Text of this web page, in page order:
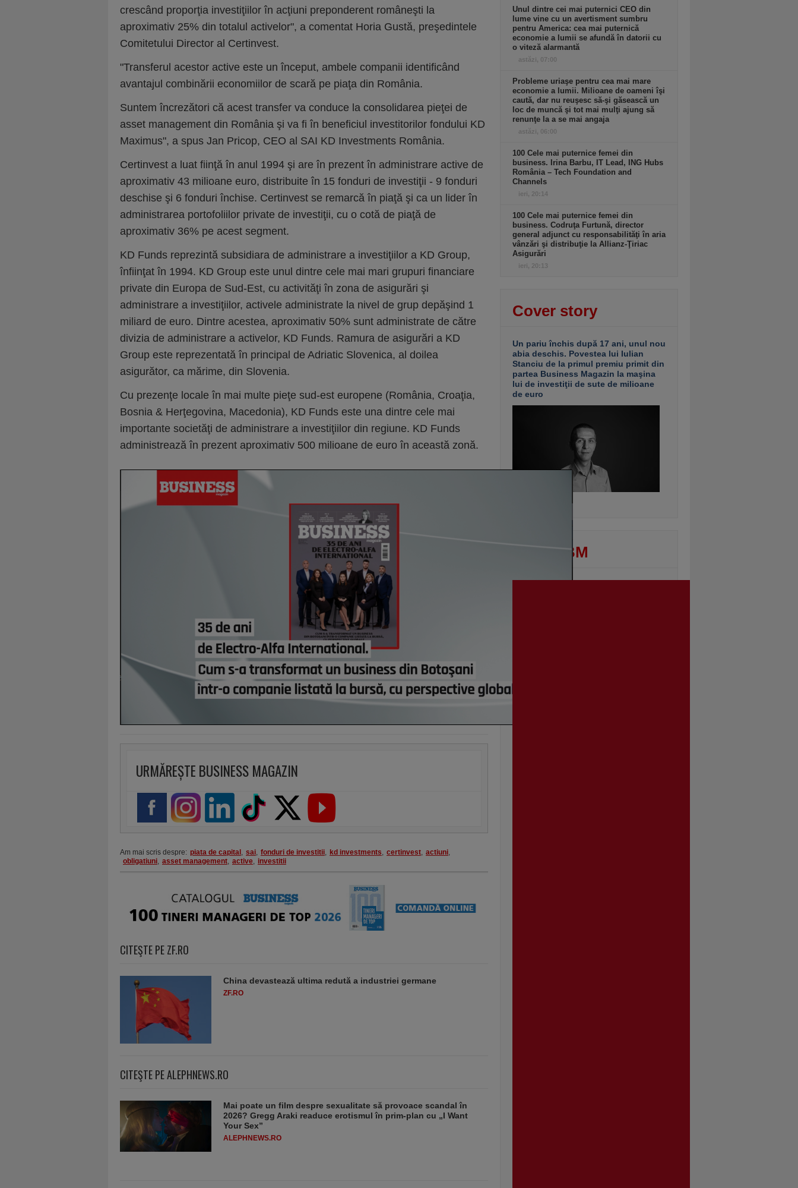
crescând proporţia investiţiilor în acţiuni preponderent româneşti la
aproximativ 25% din totalul activelor", a comentat Horia Gustă, preşedintele
Comitetului Director al Certinvest.
"Transferul acestor active este un început, ambele companii identificând
avantajul combinării economiilor de scară pe piaţa din România.
Suntem încrezători că acest transfer va conduce la consolidarea pieţei de
asset management din România şi va fi în beneficiul investitorilor fondului KD
Maximus", a spus Jan Pricop, CEO al SAI KD Investments România.
Certinvest a luat fiinţă în anul 1994 şi are în prezent în administrare active de
aproximativ 43 milioane euro, distribuite în 15 fonduri de investiţii - 9 fonduri
deschise şi 6 fonduri închise. Certinvest se remarcă în piaţă şi ca un lider în
administrarea portofoliilor private de investiţii, cu o cotă de piaţă de
aproximativ 36% pe acest segment.
KD Funds reprezintă subsidiara de administrare a investiţiilor a KD Group,
înfiinţat în 1994. KD Group este unul dintre cele mai mari grupuri financiare
private din Europa de Sud-Est, cu activităţi în zona de asigurări şi
administrare a investiţiilor, activele administrate la nivel de grup depăşind 1
miliard de euro. Dintre acestea, aproximativ 50% sunt administrate de către
divizia de administrare a activelor, KD Funds. Ramura de asigurări a KD
Group este reprezentată în principal de Adriatic Slovenica, al doilea
asigurător, ca mărime, din Slovenia.
Cu prezenţe locale în mai multe pieţe sud-est europene (România, Croaţia,
Bosnia & Herţegovina, Macedonia), KD Funds este una dintre cele mai
importante societăţi de administrare a investiţiilor din regiune. KD Funds
administrează în prezent aproximativ 500 milioane de euro în această zonă.
URMĂREȘTE BUSINESS MAGAZIN
Am mai scris despre: piata de capital , sai, fonduri de investitii, kd investments, certinvest, actiuni,
obligatiuni, asset management, active, investitii
CITEŞTE PE ZF.RO
China devastează ultima redută a industriei germane
ZF.RO
CITEŞTE PE ALEPHNEWS.RO
Mai poate un film despre sexualitate să provoace scandal în
2026? Gregg Araki readuce erotismul în prim-plan cu „I Want
Your Sex”
ALEPHNEWS.RO
Unul dintre cei mai puternici CEO din
lume vine cu un avertisment sumbru
pentru America: cea mai puternică
economie a lumii se afundă în datorii cu
o viteză alarmantă
astăzi, 07:00
Probleme uriaşe pentru cea mai mare
economie a lumii. Milioane de oameni îşi
caută, dar nu reuşesc să-şi găsească un
loc de muncă şi tot mai mulţi ajung să
renunţe la a se mai angaja
astăzi, 06:00
100 Cele mai puternice femei din
business. Irina Barbu, IT Lead, ING Hubs
România – Tech Foundation and
Channels
ieri, 20:14
100 Cele mai puternice femei din
business. Codruţa Furtună, director
general adjunct cu responsabilităţi în aria
vânzări şi distribuţie la Allianz-Ţiriac
Asigurări
ieri, 20:13
Cover story
Un pariu închis după 17 ani, unul nou
abia deschis. Povestea lui Iulian
Stanciu de la primul premiu primit din
partea Business Magazin la maşina
lui de investiţii de sute de milioane
de euro
VIDEO BM